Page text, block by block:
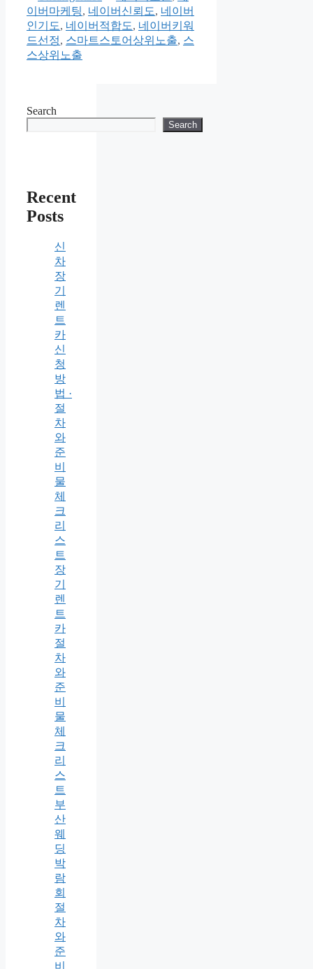
이버마케팅, 네이버신뢰도, 네이버
인기도, 네이버적합도, 네이버키워
드선정, 스마트스토어상위노출, 스
스상위노출
Search
Search
Recent
Posts
신
차
장
기
렌
트
카
신
청
방
법 ·
절
차
와
준
비
물
체
크
리
스
트
장
기
렌
트
카
절
차
와
준
비
물
체
크
리
스
트
부
산
웨
딩
박
람
회
절
차
와
준
비